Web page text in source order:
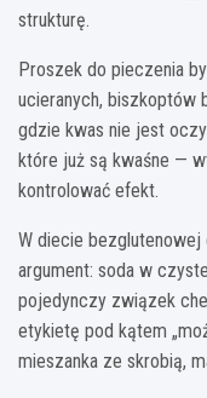
strukturę.
Proszek do pieczenia
ucieranych, biszkoptów
gdzie kwas nie jest
które już są kwaśne —
kontrolować efekt.
W diecie
argument: soda w
pojedynczy związek
etykietę pod kątem
mieszanka ze skrobią,